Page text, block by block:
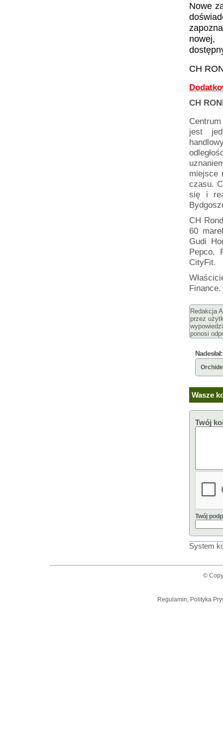
Nowe
CH
CH
jest
miejsce
czasu.
się i
CH
60
Gudi
Pepco,
CityFit.
Redakcja
przez
ponosi
Nadesłał:
Wasze
Twój
Twój
System
©
Regulamin, Polityka